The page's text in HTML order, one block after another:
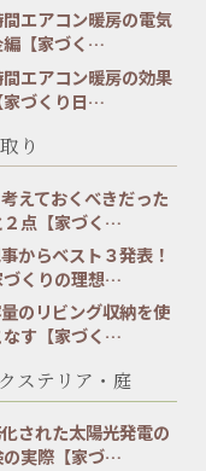
エアコン暖房の電気
編【家づく…
エアコン暖房の効果
家づくり日…
り
えておくべきだった
２点【家づく…
からベスト３発表！
づくりの理想…
のリビング収納を使
なす【家づく…
ステリア・庭
された太陽光発電の
の実際【家づ…